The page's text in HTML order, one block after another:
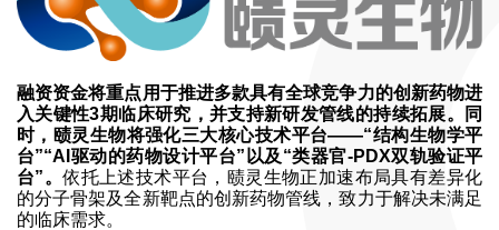
融资资金将重点用于推进多款具有全球竞争力的创新药物进
入关键性3期临床研究，并支持新研发管线的持续拓展。同
时，赜灵生物将强化三大核心技术平台——“结构生物学平
台”“AI驱动的药物设计平台”以及“类器官-PDX双轨验证平
台”。依托上述技术平台，赜灵生物正加速布局具有差异化
的分子骨架及全新靶点的创新药物管线，致力于解决未满足
的临床需求。